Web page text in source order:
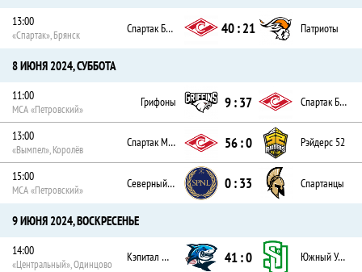
13:00
«Спартак», Брянск Спартак Брянск 40 : 21 Патриоты
8 ИЮНЯ 2024, СУББОТА
11:00
МСА «Петровский» Грифоны 9 : 37 Спартак Брянск
13:00
«Вымпел», Королёв Спартак Москва 56 : 0 Рэйдерс 52
15:00
МСА «Петровский» Северный Легион 0 : 33 Спартанцы
9 ИЮНЯ 2024, ВОСКРЕСЕНЬЕ
14:00
«Центральный», Одинцово Кэпитал Шаркс 41 : 0 Южный Урал